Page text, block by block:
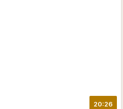
20:26